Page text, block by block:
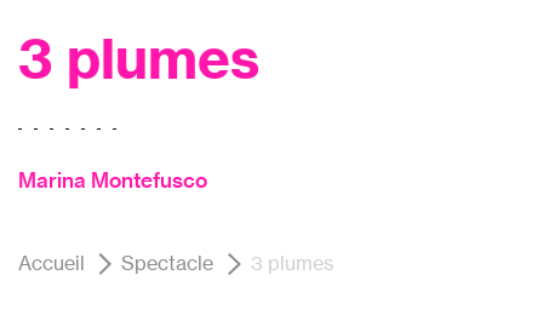
3 plumes
Marina Montefusco
Accueil Spectacle 3 plumes